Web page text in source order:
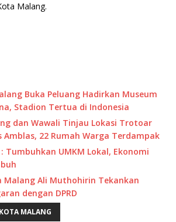
Malang.
Buka Peluang Hadirkan Museum
Stadion Tertua di Indonesia
dan Wawali Tinjau Lokasi Trotoar
Amblas, 22 Rumah Warga Terdampak
Tumbuhkan UMKM Lokal, Ekonomi
Malang Ali Muthohirin Tekankan
dengan DPRD
MALANG